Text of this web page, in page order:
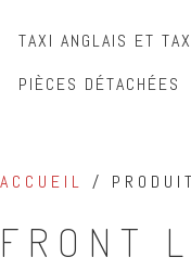
TAXI ANGLAIS ET
PIÈCES DÉTACHÉES
ACCUEIL /
FRONT